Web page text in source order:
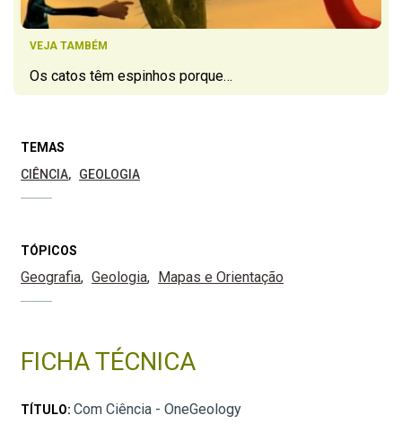
VEJA TAMBÉM
Os catos têm espinhos porque…
TEMAS
CIÊNCIA
GEOLOGIA
TÓPICOS
Geografia Geologia Mapas e Orientação
FICHA TÉCNICA
TÍTULO: Com Ciência - OneGeology